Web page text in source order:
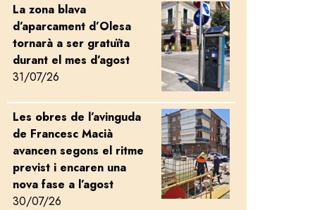
La zona blava
d’aparcament d’Olesa
tornarà a ser gratuïta
durant el mes d’agost
31/07/26
Image
Les obres de l’avinguda
de Francesc Macià
avancen segons el ritme
previst i encaren una
nova fase a l’agost
30/07/26
Image